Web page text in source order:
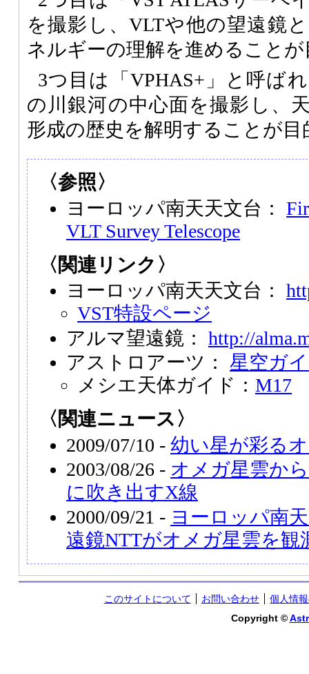
を撮影し、VLTや他の望遠鏡
ネルギーの理解を進めること
3つ目は「VPHAS+」と呼ば
の川銀河の中心面を撮影し、
形成の歴史を解明することが
〈参照〉
ヨーロッパ南天天文台：
VLT Survey Telescope
〈関連リンク〉
ヨーロッパ南天天文台：
VST特設ページ
アルマ望遠鏡： http://
アストロアーツ： 星空ガ
メシエ天体ガイド： M17
〈関連ニュース〉
2009/07/10 - 幼い星が彩る
2003/08/26 - オメガ星雲か
に吹き出すX線
2000/09/21 - ヨーロッパ南
遠鏡NTTがオメガ星雲を観
このサイトについて お問い合わせ
個人情
Copyright ©